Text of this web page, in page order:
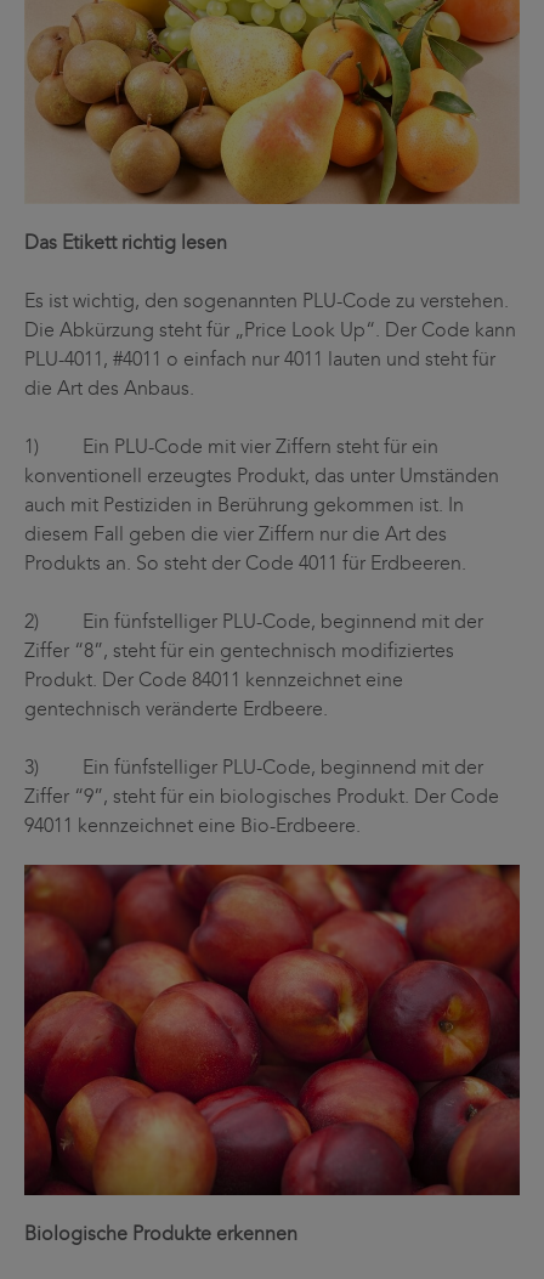
Das Etikett richtig lesen
Es ist wichtig, den sogenannten PLU-Code zu verstehen.
Die Abkürzung steht für „Price Look Up“. Der Code kann
PLU-4011, #4011 o einfach nur 4011 lauten und steht für
die Art des Anbaus.
1) Ein PLU-Code mit vier Ziffern steht für ein
konventionell erzeugtes Produkt, das unter Umständen
auch mit Pestiziden in Berührung gekommen ist. In
diesem Fall geben die vier Ziffern nur die Art des
Produkts an. So steht der Code 4011 für Erdbeeren.
2) Ein fünfstelliger PLU-Code, beginnend mit der
Ziffer “8”, steht für ein gentechnisch modifiziertes
Produkt. Der Code 84011 kennzeichnet eine
gentechnisch veränderte Erdbeere.
3) Ein fünfstelliger PLU-Code, beginnend mit der
Ziffer “9”, steht für ein biologisches Produkt. Der Code
94011 kennzeichnet eine Bio-Erdbeere.
Biologische Produkte erkennen